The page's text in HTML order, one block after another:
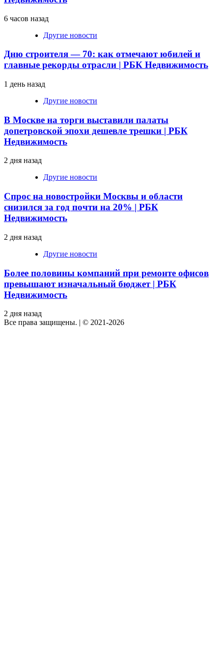
6 часов назад
Другие новости
Дню строителя — 70: как отмечают юбилей и
главные рекорды отрасли | РБК Недвижимость
1 день назад
Другие новости
В Москве на торги выставили палаты
допетровской эпохи дешевле трешки | РБК
Недвижимость
2 дня назад
Другие новости
Спрос на новостройки Москвы и области
снизился за год почти на 20% | РБК
Недвижимость
2 дня назад
Другие новости
Более половины компаний при ремонте офисов
превышают изначальный бюджет | РБК
Недвижимость
2 дня назад
Все права защищены. | © 2021-2026